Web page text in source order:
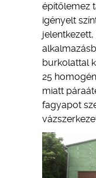
építőlemez
igényelt
burkolattal
25
miatt
fagyapot